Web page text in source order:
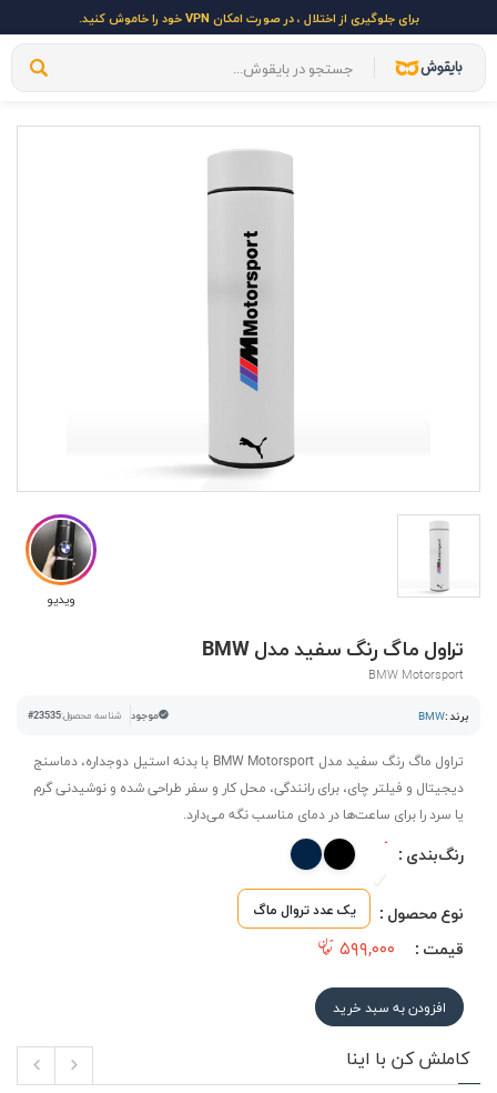
برای جلوگیری از اختلال ، در صورت امکان VPN خود را خاموش کنید.
ویدیو
تراول ماگ رنگ سفید مدل BMW
BMW Motorsport
برند :BMW موجود شناسه محصول:#23535
تراول ماگ رنگ سفید مدل BMW Motorsport با بدنه استیل دوجداره، دماسنج
دیجیتال و فیلتر چای، برای رانندگی، محل کار و سفر طراحی شده و نوشیدنی گرم
یا سرد را برای ساعت‌ها در دمای مناسب نگه می‌دارد.
رنگ‌بندی :
نوع محصول : یک عدد تروال ماگ
قیمت : ۵۹۹,۰۰۰
افزودن به سبد خرید
کاملش کن با اینا